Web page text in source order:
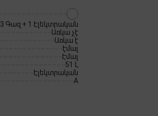
3 Գազ + 1 Էլեկտրական
Առկա չէ
Առկա է
էմալ
Էմալ
51 Լ
Էլեկտրական
A